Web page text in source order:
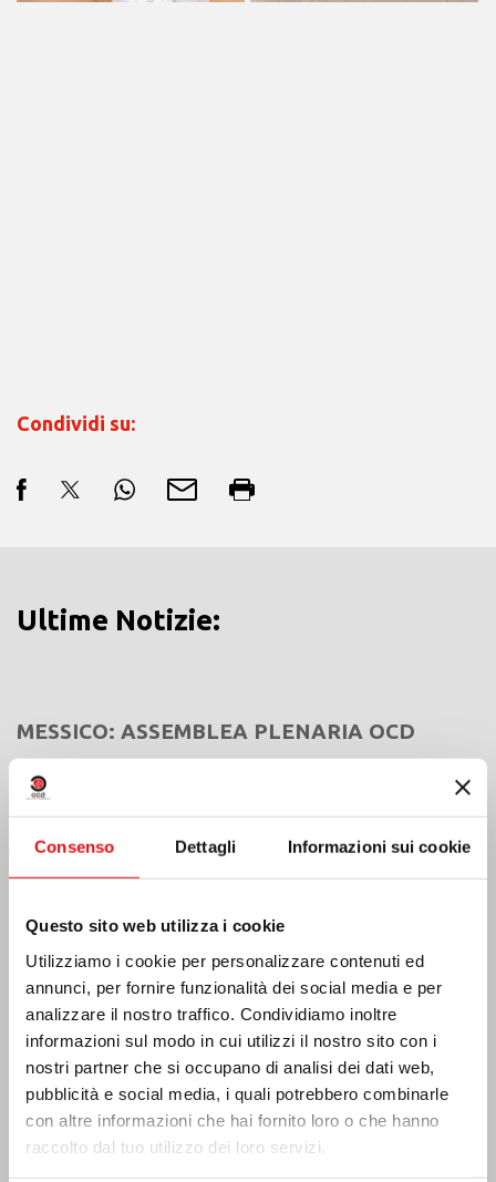
Consenso Dettagli Informazioni sui cookie
Questo sito web utilizza i cookie
Utilizziamo i cookie per personalizzare contenuti ed
annunci, per fornire funzionalità dei social media e per
analizzare il nostro traffico. Condividiamo inoltre
informazioni sul modo in cui utilizzi il nostro sito con i
nostri partner che si occupano di analisi dei dati web,
pubblicità e social media, i quali potrebbero combinarle
con altre informazioni che hai fornito loro o che hanno
raccolto dal tuo utilizzo dei loro servizi.
Condividi su:
Ultime Notizie:
MESSICO: ASSEMBLEA PLENARIA OCD
India: Benedizione e inaugurazione del
“Lumen Carmeli”